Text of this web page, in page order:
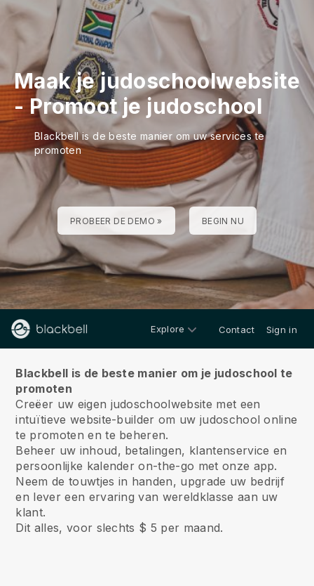
Maak je judoschoolwebsite
-Promoot je judoschool
Blackbell is de beste manier om uw services te
promoten
PROBEER DE DEMO » BEGIN NU
Explore Contact Sign in
Blackbell is de beste manier om je judoschool te
promoten
Creëer uw eigen judoschoolwebsite met een
intuïtieve website-builder om uw judoschool online
te promoten en te beheren.
Beheer uw inhoud, betalingen, klantenservice en
persoonlijke kalender on-the-go met onze app.
Neem de touwtjes in handen, upgrade uw bedrijf
en lever een ervaring van wereldklasse aan uw
klant.
Dit alles, voor slechts $ 5 per maand.